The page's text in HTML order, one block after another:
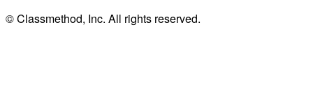
© Classmethod, Inc. All rights reserved.